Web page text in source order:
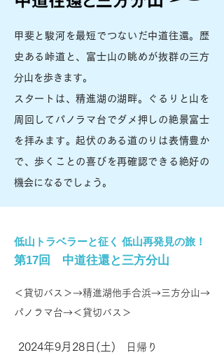
甲斐と駿河を最短でつないだ中道往還。歴
史ある峠道と、富士山の眺めが抜群の三方
分山を歩きます。
スタートは、精進湖の湖畔。ぐるりと山を
周回してパノラマ台でダメ押しの絶景富士
を拝みます。起伏のある道のりは表情豊か
で、歩くことの喜びを再確認できる絶好の
機会になるでしょう。
低山トラベラーと征く 低山再発見の旅！
第17回 中道往還と三方分山
＜貸切バス＞→精進湖他手合浜→三方分山→
パノラマ台→＜貸切バス＞
2024年9月28日(土) ​ 日帰り